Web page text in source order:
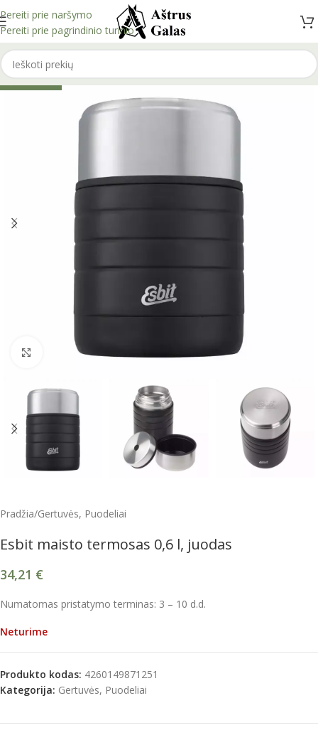
Pereiti prie naršymo
Pereiti prie pagrindinio turinio
Spustelėkite, kad padidintumėte
Pradžia/Gertuvės, Puodeliai
Esbit maisto termosas 0,6 l, juodas
34,21 €
Numatomas pristatymo terminas: 3 – 10 d.d.
Neturime
Produkto kodas: 4260149871251
Kategorija: Gertuvės, Puodeliai